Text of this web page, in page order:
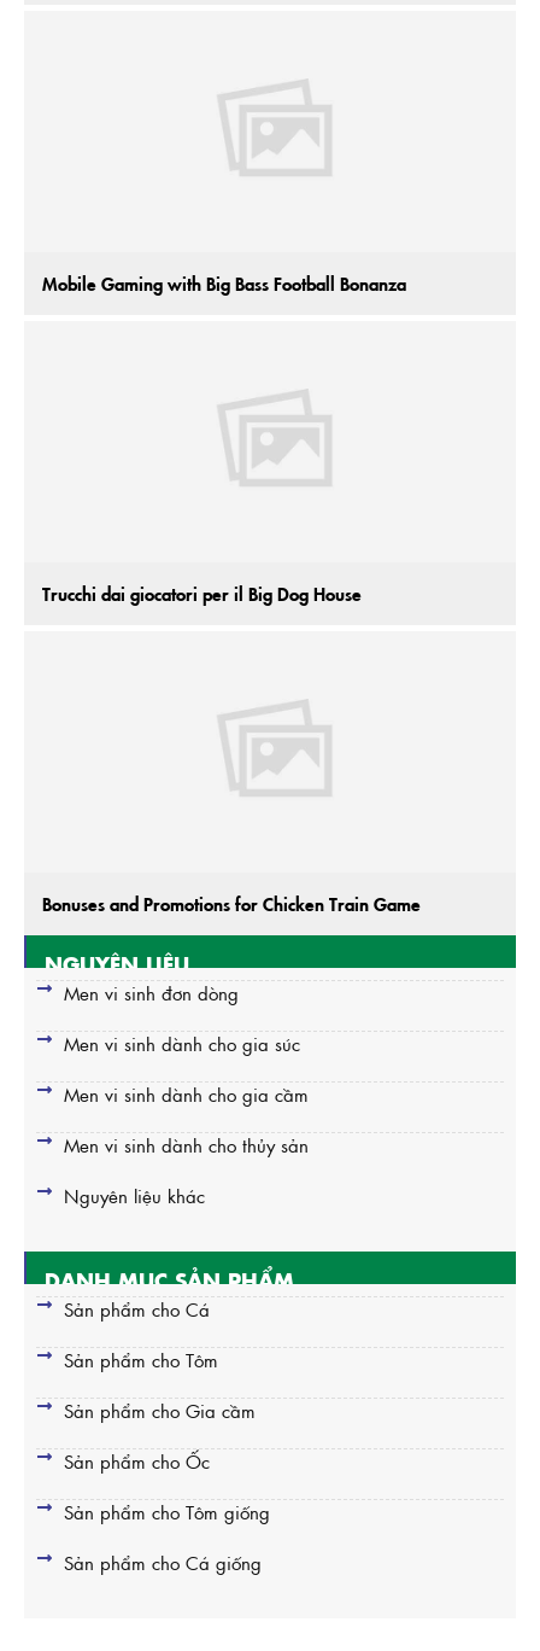
Mobile Gaming with Big Bass Football Bonanza
Trucchi dai giocatori per il Big Dog House
Bonuses and Promotions for Chicken Train Game
NGUYÊN LIỆU
Men vi sinh đơn dòng
Men vi sinh dành cho gia súc
Men vi sinh dành cho gia cầm
Men vi sinh dành cho thủy sản
Nguyên liệu khác
DANH MỤC SẢN PHẨM
Sản phẩm cho Cá
Sản phẩm cho Tôm
Sản phẩm cho Gia cầm
Sản phẩm cho Ốc
Sản phẩm cho Tôm giống
Sản phẩm cho Cá giống